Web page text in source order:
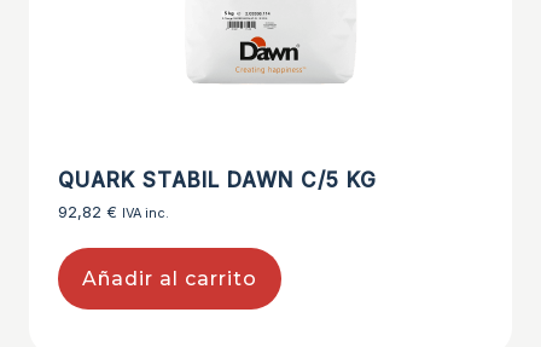
QUARK STABIL DAWN C/5 KG
92,82 € IVA inc.
Añadir al carrito